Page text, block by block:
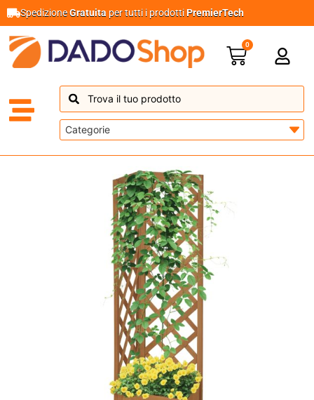
SpedizioneGratuita per tutti i prodottiPremierTech
0